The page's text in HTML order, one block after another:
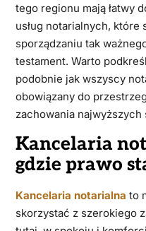
tego regionu mają łatwy
usług notarialnych, które
sporządzaniu tak
testament. Warto
podobnie jak wszyscy
obowiązany do
zachowania
Kancelaria
gdzie prawo
Kancelaria notarialna to
skorzystać z szerokiego